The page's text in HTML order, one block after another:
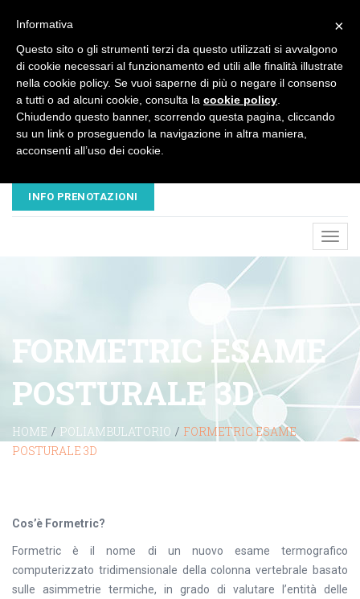
EMAIL
INFO PRENOTAZIONI
FORMETRIC ESAME
POSTURALE 3D
HOME / POLIAMBULATORIO / FORMETRIC ESAME
POSTURALE 3D
Cos’è Formetric?
Formetric è il nome di un nuovo esame termografico
computerizzato tridimensionale della colonna vertebrale basato
sulle asimmetrie termiche, in grado di valutare l’entità delle
×
Informativa
Questo sito o gli strumenti terzi da questo utilizzati si avvalgono
di cookie necessari al funzionamento ed utili alle finalità illustrate
nella cookie policy. Se vuoi saperne di più o negare il consenso
a tutti o ad alcuni cookie, consulta la cookie policy
Chiudendo questo banner, scorrendo questa pagina, cliccando
su un link o proseguendo la navigazione in altra maniera,
acconsenti all’uso dei cookie.